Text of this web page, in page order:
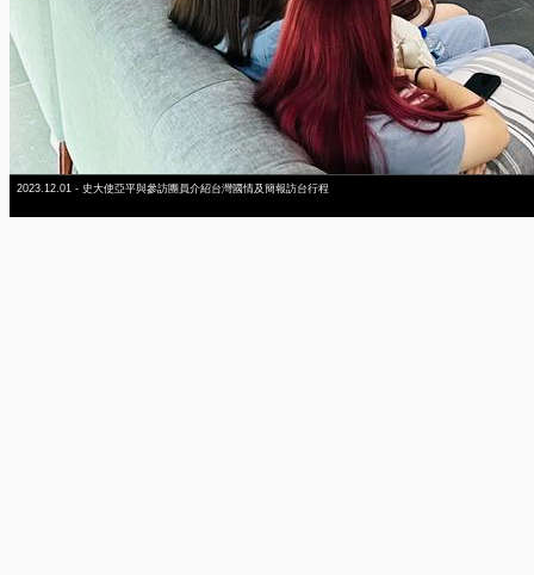
2023.12.01 - 史大使亞平與參訪團員介紹台灣國情及簡報訪台行程